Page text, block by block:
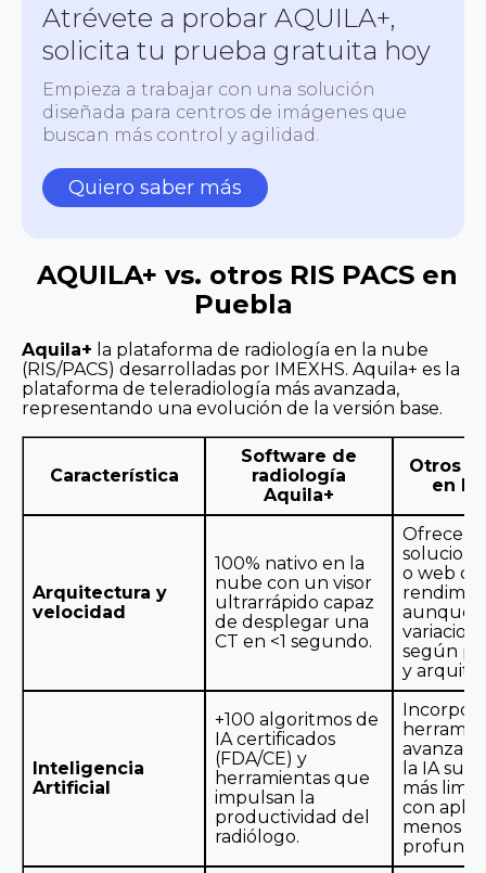
Atrévete a probar AQUILA+,
solicita tu prueba gratuita hoy
Empieza a trabajar con una solución
diseñada para centros de imágenes que
buscan más control y agilidad.
Quiero saber más
AQUILA+ vs. otros RIS PACS en
Puebla
Aquila+ la plataforma de radiología en la nube
(RIS/PACS) desarrolladas por IMEXHS. Aquila+ es la
plataforma de teleradiología más avanzada,
representando una evolución de la versión base.
Característica
Software de
radiología
Aquila+
Otros
en
Arquitectura y
velocidad
100% nativo en la
nube con un visor
ultrarrápido capaz
de desplegar una
CT en <1 segundo.
Ofrecen
o web
aunque
según
y
Inteligencia
Artificial
+100 algoritmos de
IA certificados
(FDA/CE) y
herramientas que
impulsan la
productividad del
radiólogo.
la IA
más
con
menos